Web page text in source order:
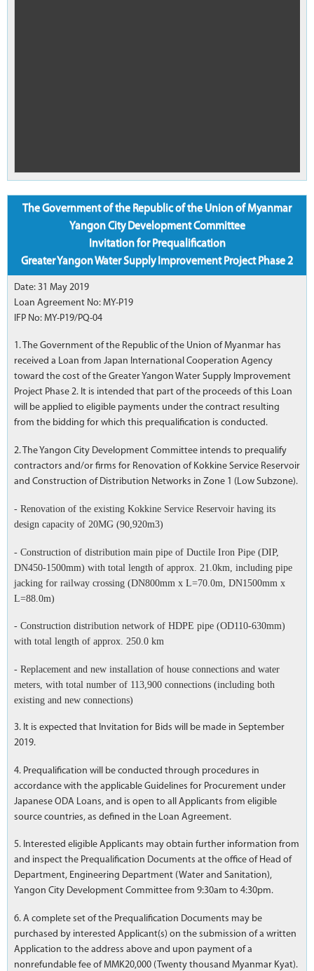
The Government of the Republic of the Union of Myanmar
Yangon City Development Committee
Invitation for Prequalification
Greater Yangon Water Supply Improvement Project Phase 2
Date: 31 May 2019
Loan Agreement No: MY-P19
IFP No: MY-P19/PQ-04
1. The Government of the Republic of the Union of Myanmar has
received a Loan from Japan International Cooperation Agency
toward the cost of the Greater Yangon Water Supply Improvement
Project Phase 2. It is intended that part of the proceeds of this Loan
will be applied to eligible payments under the contract resulting
from the bidding for which this prequalification is conducted.
2. The Yangon City Development Committee intends to prequalify
contractors and/or firms for Renovation of Kokkine Service Reservoir
and Construction of Distribution Networks in Zone 1 (Low Subzone).
- Renovation of the existing Kokkine Service Reservoir having its
design capacity of 20MG (90,920m3)
- Construction of distribution main pipe of Ductile Iron Pipe (DIP,
DN450-1500mm) with total length of approx. 21.0km, including pipe
jacking for railway crossing (DN800mm x L=70.0m, DN1500mm x
L=88.0m)
- Construction distribution network of HDPE pipe (OD110-630mm)
with total length of approx. 250.0 km
- Replacement and new installation of house connections and water
meters, with total number of 113,900 connections (including both
existing and new connections)
3. It is expected that Invitation for Bids will be made in September
2019.
4. Prequalification will be conducted through procedures in
accordance with the applicable Guidelines for Procurement under
Japanese ODA Loans, and is open to all Applicants from eligible
source countries, as defined in the Loan Agreement.
5. Interested eligible Applicants may obtain further information from
and inspect the Prequalification Documents at the office of Head of
Department, Engineering Department (Water and Sanitation),
Yangon City Development Committee from 9:30am to 4:30pm.
6. A complete set of the Prequalification Documents may be
purchased by interested Applicant(s) on the submission of a written
Application to the address above and upon payment of a
nonrefundable fee of MMK20,000 (Twenty thousand Myanmar Kyat).